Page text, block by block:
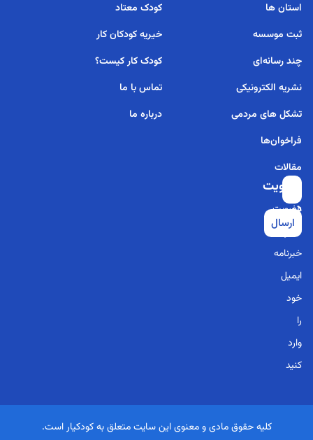
استان ها
ثبت موسسه
چند رسانه‌ای
نشریه الکترونیکی
تشکل های مردمی
فراخوان‌ها
مقالات
کودک معتاد
خیریه کودکان کار
کودک کار کیست؟
تماس با ما
درباره ما
عضویت
در
خبرنامه
برای
عضویت
در
خبرنامه
ایمیل
خود
را
وارد
کنید
ارسال
کلیه حقوق مادی و معنوی این سایت متعلق به کودکیار است.